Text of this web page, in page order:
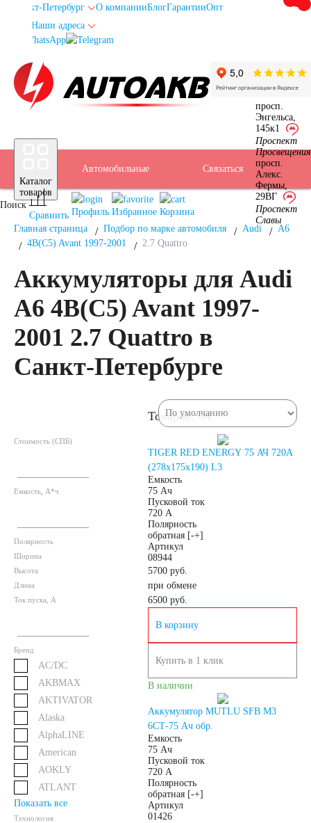
Санкт-Петербург О компанииБлогГарантииОпт
Наши адреса
Каталог
товаров
Автомобильные
аккумуляторы
Легковые
автомобили
Емкость (A/H)
45 48
53
56
60
61
66
71
75
80
Подбор
АКБ
Услуги
Бренды
Доставка
Оплата
Б/У
АКБ
Контакты
Связаться
Санкт-
Петербург
просп.
Энгельса,
145к1
Проспект
Просвещения
просп.
Алекс.
Фермы,
29ВГ
Проспект
Славы
Поиск
Сравнить Профиль Избранное Корзина
Главная страница
Подбор по марке автомобиля Audi
A6
4B(C5) Avant 1997-2001
2.7 Quattro
Аккумуляторы для Audi
A6 4B(C5) Avant 1997-
2001 2.7 Quattro в
Санкт-Петербурге
Стоимость (СПБ)
Емкость, А*ч
Полярность
Ширина
Высота
Длина
Ток пуска, А
Бренд
AC/DC
AKBMAX
AKTIVATOR
Alaska
AlphaLINE
American
AOKLY
ATLANT
Показать все
Технология
Товаров: 64
TIGER RED ENERGY 75 АЧ 720A
(278x175x190) L3
Емкость
75 Ач
Пусковой ток
720 А
Полярность
обратная [-+]
Артикул
08944
5700 руб.
при обмене
6500 руб.
В корзину
Купить в 1 клик
В наличии
Аккумулятор MUTLU SFB M3
6СТ-75 Ач обр.
Емкость
75 Ач
Пусковой ток
720 А
Полярность
обратная [-+]
Артикул
01426